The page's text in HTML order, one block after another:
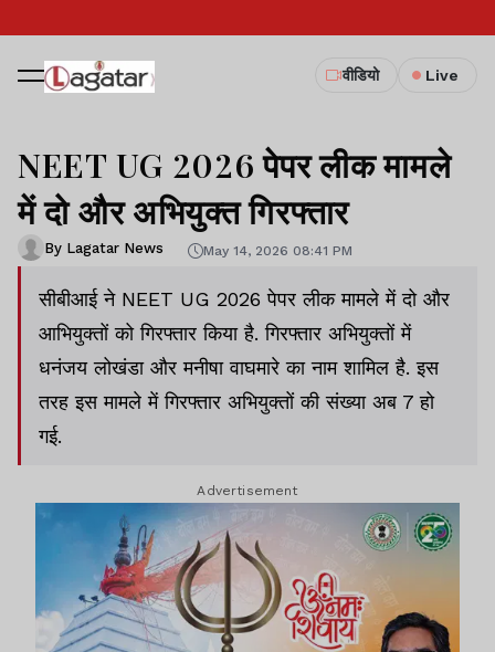
वीडियो Live
NEET UG 2026 पेपर लीक मामले
में दो और अभियुक्त गिरफ्तार
By Lagatar News May 14, 2026 08:41 PM
सीबीआई ने NEET UG 2026 पेपर लीक मामले में दो और
आभियुक्तों को गिरफ्तार किया है. गिरफ्तार अभियुक्तों में
धनंजय लोखंडा और मनीषा वाघमारे का नाम शामिल है. इस
तरह इस मामले में गिरफ्तार अभियुक्तों की संख्या अब 7 हो
गई.
Advertisement